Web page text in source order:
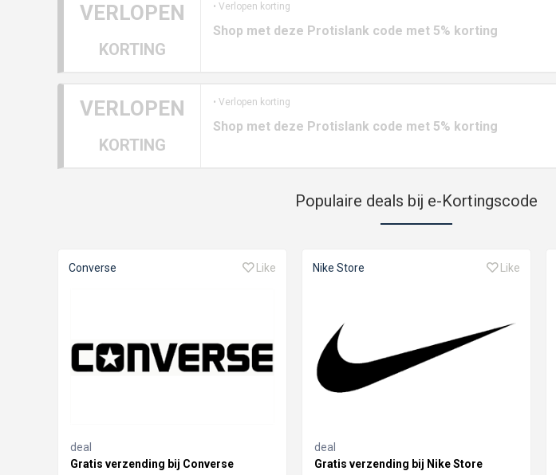
VERLOPEN
KORTING
• Verlopen korting
Shop met deze Protislank code met 5% korting
VERLOPEN
KORTING
• Verlopen korting
Shop met deze Protislank code met 5% korting
Populaire deals bij e-Kortingscode
Converse Like
deal
Gratis verzending bij Converse
Nike Store Like
deal
Gratis verzending bij Nike Store